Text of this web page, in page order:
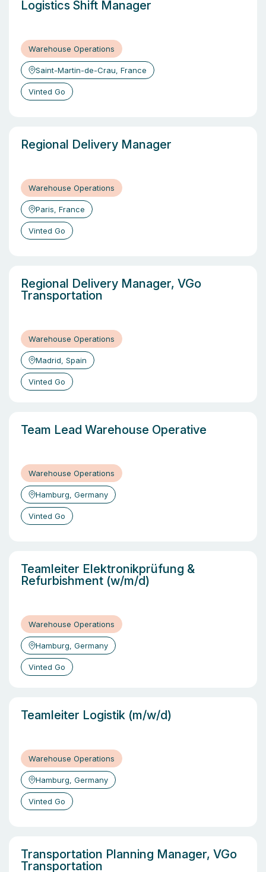
Logistics Shift Manager
Warehouse Operations
Saint-Martin-de-Crau, France
Vinted Go
Regional Delivery Manager
Warehouse Operations
Paris, France
Vinted Go
Regional Delivery Manager, VGo
Transportation
Warehouse Operations
Madrid, Spain
Vinted Go
Team Lead Warehouse Operative
Warehouse Operations
Hamburg, Germany
Vinted Go
Teamleiter Elektronikprüfung &
Refurbishment (w/m/d)
Warehouse Operations
Hamburg, Germany
Vinted Go
Teamleiter Logistik (m/w/d)
Warehouse Operations
Hamburg, Germany
Vinted Go
Transportation Planning Manager, VGo
Transportation